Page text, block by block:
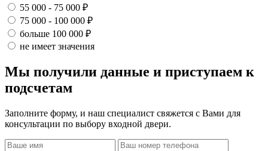
55 000 - 75 000 ₽
75 000 - 100 000 ₽
больше 100 000 ₽
не имеет значения
Мы получили данные и приступаем к
подсчетам
Заполните форму, и наш специалист свяжется с Вами для
консультации по выбору входной двери.